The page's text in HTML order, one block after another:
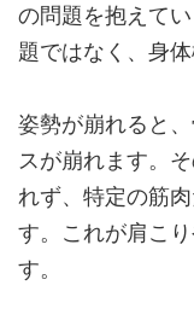
の問題を抱えて
題ではなく、身
姿勢が崩れると
スが崩れます。
れず、特定の筋
す。これが肩こ
す。